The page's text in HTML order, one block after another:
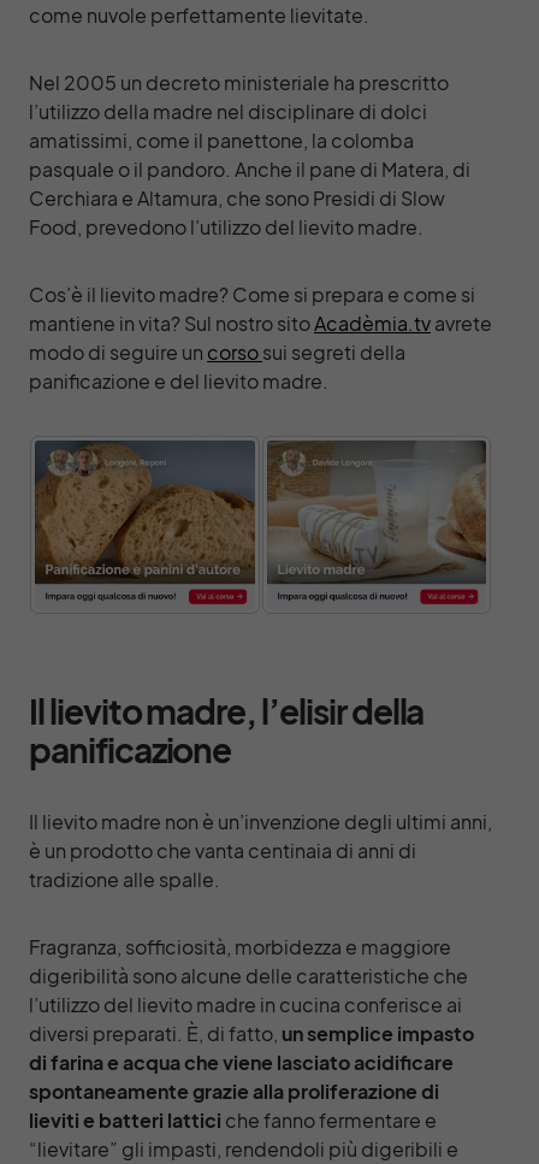
come nuvole perfettamente lievitate.
Nel 2005 un decreto ministeriale ha prescritto
l’utilizzo della madre nel disciplinare di dolci
amatissimi, come il panettone, la colomba
pasquale o il pandoro. Anche il pane di Matera, di
Cerchiara e Altamura, che sono Presidi di Slow
Food, prevedono l’utilizzo del lievito madre.
Cos’è il lievito madre? Come si prepara e come si
mantiene in vita? Sul nostro sitoAcadèmia.tvavrete
modo di seguire un corsosui segreti della
panificazione e del lievito madre.
Il lievito madre, l’elisir della
panificazione
Il lievito madre non è un’invenzione degli ultimi anni,
è un prodotto che vanta centinaia di anni di
tradizione alle spalle.
Fragranza, sofficiosità, morbidezza e maggiore
digeribilità sono alcune delle caratteristiche che
l’utilizzo del lievito madre in cucina conferisce ai
diversi preparati. È, di fatto, un semplice impasto
di farina e acqua che viene lasciato acidificare
spontaneamente grazie alla proliferazione di
lieviti e batteri lattici che fanno fermentare e
“lievitare” gli impasti, rendendoli più digeribili e